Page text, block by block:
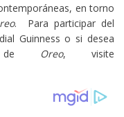
en torno
. Para participar del
Guinness o si desea
de
Oreo, visite